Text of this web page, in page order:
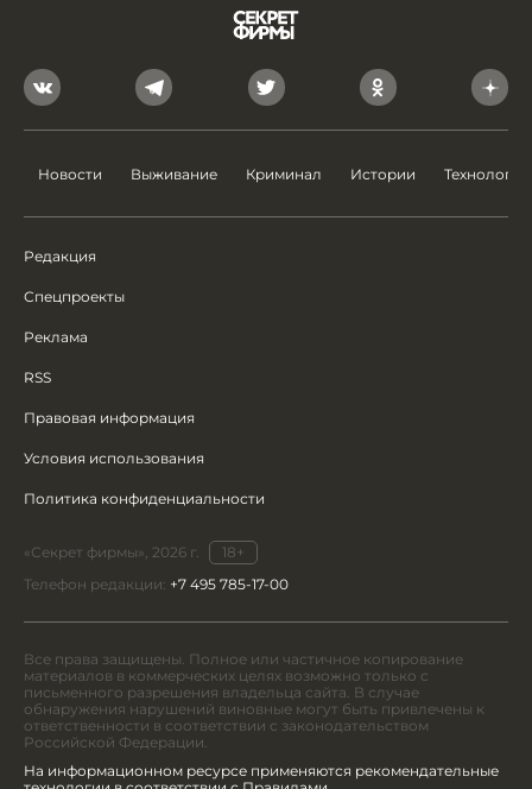
Новости Выживание Криминал Истории Технологии
Редакция
Спецпроекты
Реклама
RSS
Правовая информация
Условия использования
Политика конфиденциальности
«Секрет фирмы», 2026 г.
18+
Телефон редакции: +7 495 785-17-00
Все права защищены. Полное или частичное копирование
материалов в коммерческих целях возможно только с
письменного разрешения владельца сайта. В случае
обнаружения нарушений виновные могут быть привлечены к
ответственности в соответствии с законодательством
Российской Федерации.
На информационном ресурсе применяются рекомендательные